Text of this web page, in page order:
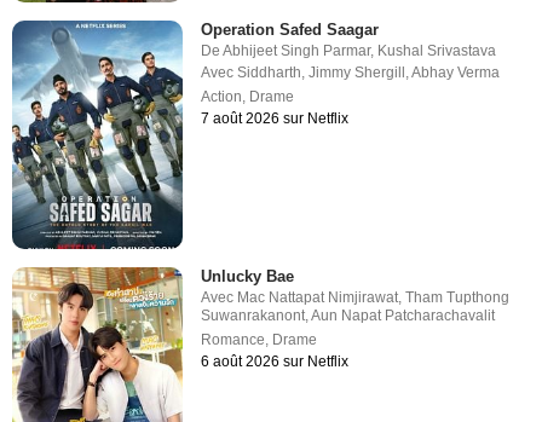
Operation Safed Saagar
DeAbhijeet Singh Parmar, Kushal Srivastava
AvecSiddharth,Jimmy Shergill ,Abhay Verma
Action, Drame
7 août 2026 sur Netflix
Unlucky Bae
Avec Mac Nattapat Nimjirawat ,Tham Tupthong
Suwanrakanont ,Aun Napat Patcharachavalit
Romance Drame
6 août 2026 sur Netflix